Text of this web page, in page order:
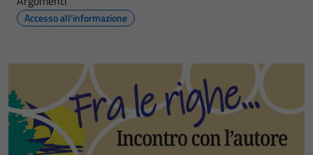
Accesso all'informazione